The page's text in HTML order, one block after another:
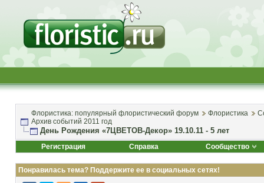
Флористика: популярный флористический форум Флористика
Архив событий 2011 год
День Рождения «7ЦВЕТОВ-Декор» 19.10.11 - 5 лет
Регистрация Справка Сообщество
Понравилась тема? Поддержите ее в социальных сетях!